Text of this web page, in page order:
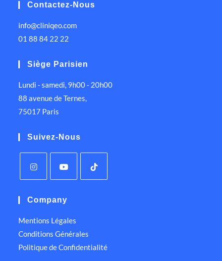
Contactez-Nous
info@cliniqeo.com
01 88 84 22 22
Siège Parisien
Lundi - samedi, 9h00 - 20h00
88 avenue de Ternes,
75017 Paris
Suivez-Nous
Company
Mentions Légales
Conditions Générales
Politique de Confidentialité